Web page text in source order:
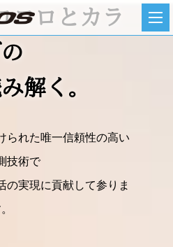
コロとカラ
解く。
られた唯一信頼性の高い
技術で
の実現に貢献して参りま